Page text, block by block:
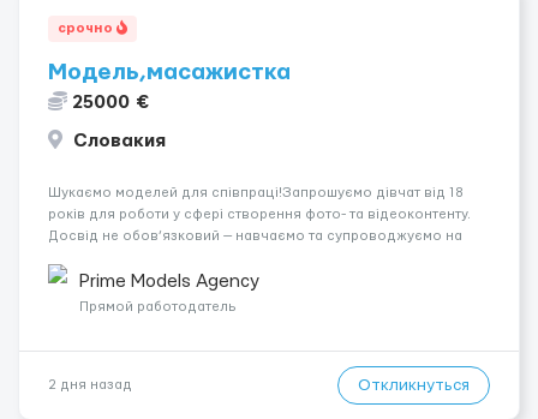
срочно
Модель,масажистка
25000 €
Словакия
Шукаємо моделей для співпраці!Запрошуємо дівчат від 18
років для роботи у сфері створення фото- та відеоконтенту.
Досвід не обов’язковий — навчаємо та супроводжуємо на
конфіденційність і професійну підтримку. Працюємо офіційно,
поважаємо особ...
Prime Models Agency
Прямой работодатель
2 дня назад Откликнуться